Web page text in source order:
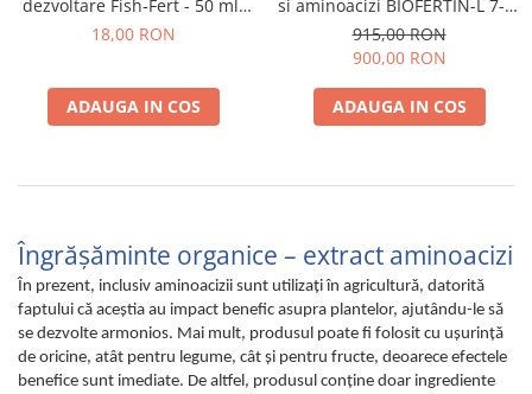
dezvoltare Fish-Fert - 50 ml,
legume, cereale, cartof, vie
18,00 RON
ADAUGA IN COS
si aminoacizi BIOFERTIN-L 7-0-
0 - 20 litri, legume, cereale,
pomi, vita de vie
915,00 RON
900,00 RON
ADAUGA IN COS
Îngrăşăminte organice – extract aminoacizi
În prezent, inclusiv aminoacizii sunt utilizaţi în agricultură, datorită
faptului că aceştia au impact benefic asupra plantelor, ajutându-le să
se dezvolte armonios. Mai mult, produsul poate fi folosit cu uşurinţă
de oricine, atât pentru legume, cât şi pentru fructe, deoarece efectele
benefice sunt imediate. De altfel, produsul conţine doar ingrediente